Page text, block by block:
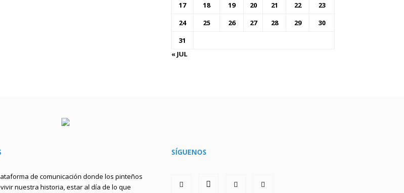
17
18 19 20 21 22
23
24
25 26 27 28 29
30
31
« JUL
de comunicación donde los pinteños
nuestra historia, estar al día de lo que
SÍGUENOS